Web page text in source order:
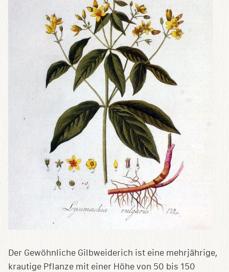
Der Gewöhnliche Gilbweiderich ist eine mehrjährige,
krautige Pflanze mit einer Höhe von 50 bis 150